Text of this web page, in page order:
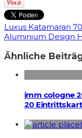
Luxus Katamaran
Aluminium Design
Ähnliche
imm cologne
20